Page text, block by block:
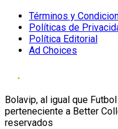
Términos y
Políticas de
Política Editorial
Ad Choices
Bolavip, al igual que
perteneciente a Better
reservados